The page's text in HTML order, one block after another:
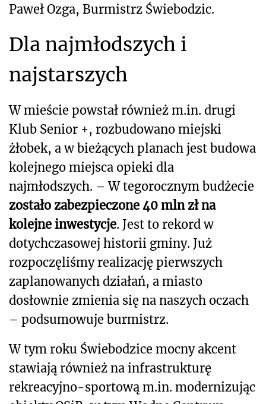
Paweł Ozga, Burmistrz Świebodzic.
Dla najmłodszych i
najstarszych
W mieście powstał również m.in. drugi
Klub Senior +, rozbudowano miejski
żłobek, a w bieżących planach jest budowa
kolejnego miejsca opieki dla
najmłodszych. – W tegorocznym budżecie
zostało zabezpieczone 40 mln zł na
kolejne inwestycje. Jest to rekord w
dotychczasowej historii gminy. Już
rozpoczęliśmy realizację pierwszych
zaplanowanych działań, a miasto
dosłownie zmienia się na naszych oczach
– podsumowuje burmistrz.
W tym roku Świebodzice mocny akcent
stawiają również na infrastrukturę
rekreacyjno-sportową m.in. modernizując